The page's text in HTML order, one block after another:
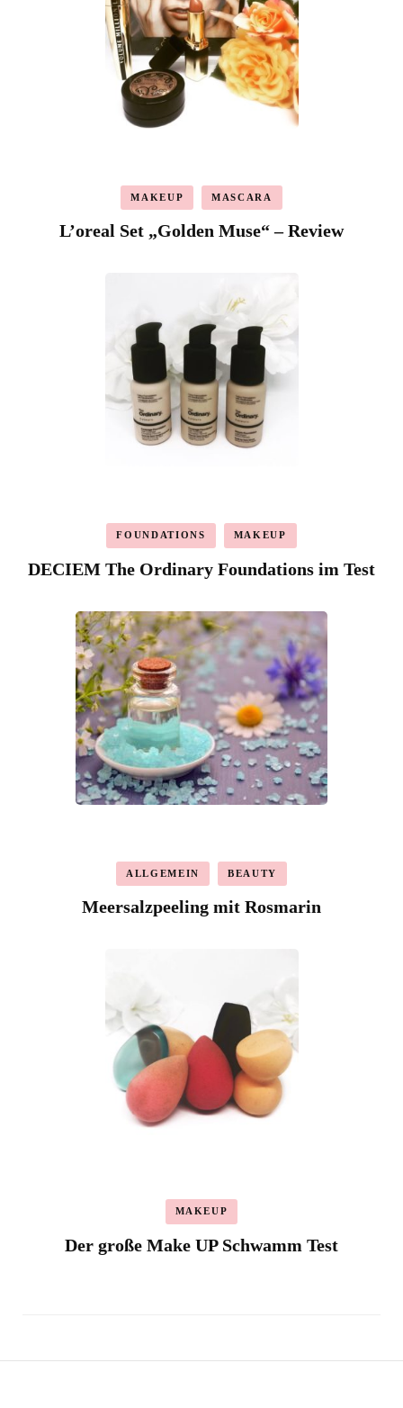
MAKEUP MASCARA
L’oreal Set „Golden Muse“ – Review
FOUNDATIONS MAKEUP
DECIEM The Ordinary Foundations im Test
ALLGEMEIN BEAUTY
Meersalzpeeling mit Rosmarin
MAKEUP
Der große Make UP Schwamm Test